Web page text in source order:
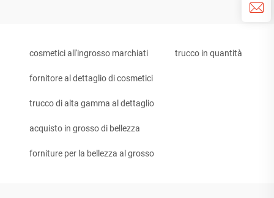
cosmetici all'ingrosso marchiati trucco in quantità
fornitore al dettaglio di cosmetici
trucco di alta gamma al dettaglio
acquisto in grosso di bellezza
forniture per la bellezza al grosso